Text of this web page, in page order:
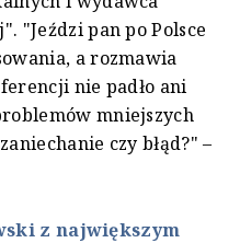
"Jeździ pan po Polsce
a rozmawia
nie padło ani
mniejszych
czy błąd?" –
z największym